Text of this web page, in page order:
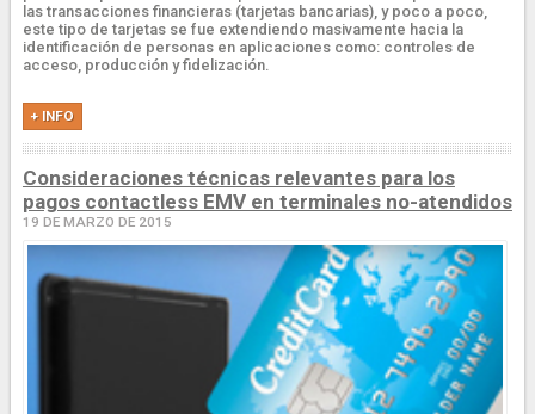
las transacciones financieras (tarjetas bancarias), y poco a poco,
este tipo de tarjetas se fue extendiendo masivamente hacia la
identificación de personas en aplicaciones como: controles de
acceso, producción y fidelización.
+ INFO
Consideraciones técnicas relevantes para los
pagos contactless EMV en terminales no-atendidos
19 DE MARZO DE 2015